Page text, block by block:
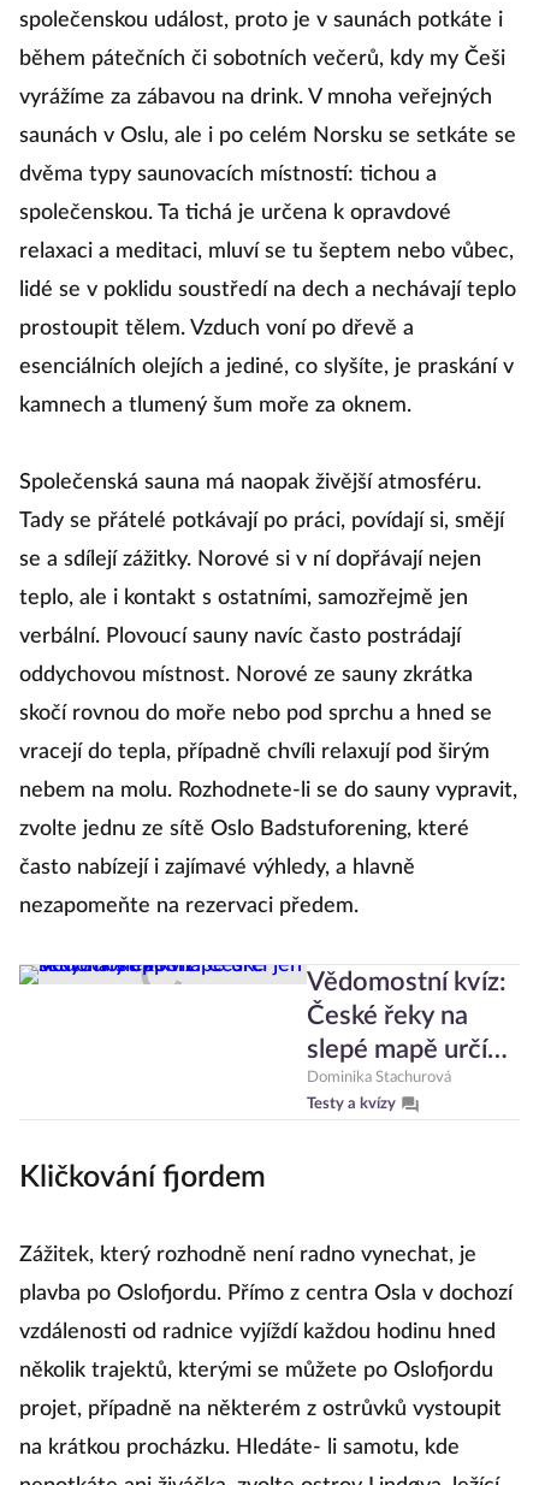
společenskou událost, proto je v saunách potkáte i
během pátečních či sobotních večerů, kdy my Češi
vyrážíme za zábavou na drink. V mnoha veřejných
saunách v Oslu, ale i po celém Norsku se setkáte se
dvěma typy saunovacích místností: tichou a
společenskou. Ta tichá je určena k opravdové
relaxaci a meditaci, mluví se tu šeptem nebo vůbec,
lidé se v poklidu soustředí na dech a nechávají teplo
prostoupit tělem. Vzduch voní po dřevě a
esenciálních olejích a jediné, co slyšíte, je praskání v
kamnech a tlumený šum moře za oknem.
Společenská sauna má naopak živější atmosféru.
Tady se přátelé potkávají po práci, povídají si, smějí
se a sdílejí zážitky. Norové si v ní dopřávají nejen
teplo, ale i kontakt s ostatními, samozřejmě jen
verbální. Plovoucí sauny navíc často postrádají
oddychovou místnost. Norové ze sauny zkrátka
skočí rovnou do moře nebo pod sprchu a hned se
vracejí do tepla, případně chvíli relaxují pod širým
nebem na molu. Rozhodnete-li se do sauny vypravit,
zvolte jednu ze sítě Oslo Badstuforening, které
často nabízejí i zajímavé výhledy, a hlavně
nezapomeňte na rezervaci předem.
Vědomostní kvíz:
České řeky na
slepé mapě určí
jen skutečný
expert
Dominika Stachurová
Testy a kvízy
Kličkování fjordem
Zážitek, který rozhodně není radno vynechat, je
plavba po Oslofjordu. Přímo z centra Osla v dochozí
vzdálenosti od radnice vyjíždí každou hodinu hned
několik trajektů, kterými se můžete po Oslofjordu
projet, případně na některém z ostrůvků vystoupit
na krátkou procházku. Hledáte- li samotu, kde